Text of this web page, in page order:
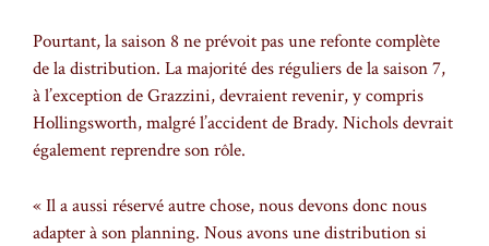
Pourtant, la saison 8 ne prévoit pas une refonte complète
de la distribution. La majorité des réguliers de la saison 7,
à l’exception de Grazzini, devraient revenir, y compris
Hollingsworth, malgré l’accident de Brady. Nichols devrait
également reprendre son rôle.
« Il a aussi réservé autre chose, nous devons donc nous
adapter à son planning. Nous avons une distribution si